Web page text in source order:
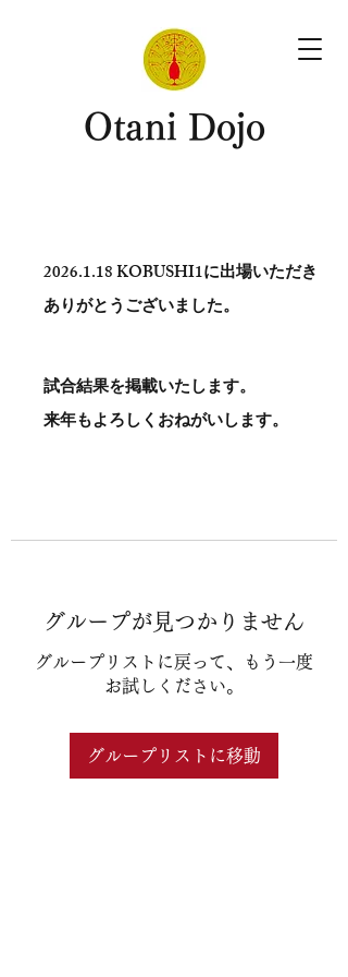
​Otani Dojo
2026.1.18KOBUSHI1に出場いただき
ありがとう​ございました。
試合結果を掲載いたします。
​来年もよろしくおねがいします。
グループが見つかりません
グループリストに戻って、もう一度
お試しください。
グループリストに移動